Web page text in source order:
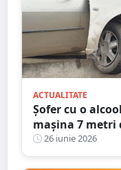
ACTUALITATE
Șofer cu o
mașina 7 metri
județul Satu
26 iunie 2026